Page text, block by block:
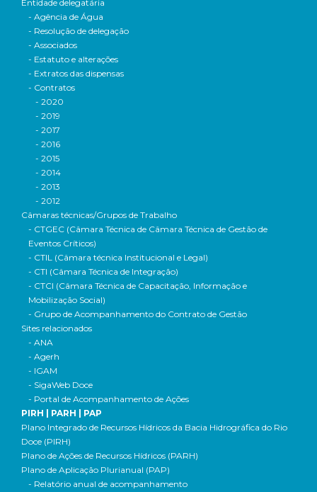
Entidade delegatária
- Agência de Água
- Resolução de delegação
- Associados
- Estatuto e alterações
- Extratos das dispensas
- Contratos
- 2020
- 2019
- 2017
- 2016
- 2015
- 2014
- 2013
- 2012
Câmaras técnicas/Grupos de Trabalho
- CTGEC (Câmara Técnica de Câmara Técnica de Gestão de
Eventos Críticos)
- CTIL (Câmara técnica Institucional e Legal)
- CTI (Câmara Técnica de Integração)
- CTCI (Câmara Técnica de Capacitação, Informação e
Mobilização Social)
- Grupo de Acompanhamento do Contrato de Gestão
Sites relacionados
- ANA
- Agerh
- IGAM
- SigaWeb Doce
- Portal de Acompanhamento de Ações
PIRH | PARH | PAP
Plano Integrado de Recursos Hídricos da Bacia Hidrográfica do Rio
Doce (PIRH)
Plano de Ações de Recursos Hídricos (PARH)
Plano de Aplicação Plurianual (PAP)
- Relatório anual de acompanhamento